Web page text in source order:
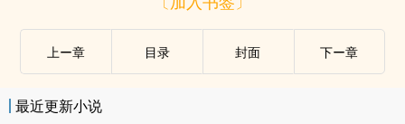
上ー章 目录 封面 下ー章
最近更新小说